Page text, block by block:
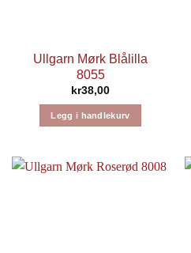
Ullgarn Mørk Blålilla
8055
kr38,00
Legg i handlekurv